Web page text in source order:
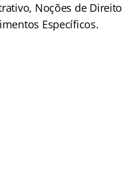
Noções de Direito
Específicos.